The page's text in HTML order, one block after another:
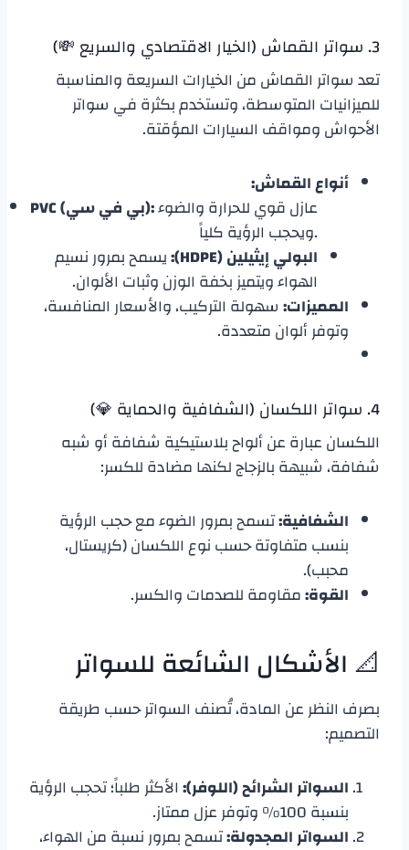
​3. سواتر القماش (الخيار الاقتصادي والسريع 💸)
​تعد سواتر القماش من الخيارات السريعة والمناسبة
للميزانيات المتوسطة، وتستخدم بكثرة في سواتر
الأحواش ومواقف السيارات المؤقتة.
أنواع القماش:
PVC (بي في سي):
ويحجب الرؤية كلياً.
البولي إيثيلين (HDPE):
يسمح بمرور نسيم
الهواء ويتميز بخفة الوزن وثبات الألوان.
المميزات:سهولة التركيب، والأسعار المنافسة،
وتوفر ألوان متعددة.
​4. سواتر اللكسان (الشفافية والحماية 💎)
​اللكسان عبارة عن ألواح بلاستيكية شفافة أو شبه
شفافة، شبيهة بالزجاج لكنها مضادة للكسر:
الشفافية:تسمح بمرور الضوء مع حجب الرؤية
بنسب متفاوتة حسب نوع اللكسان (كريستال،
محبب).
القوة:مقاومة للصدمات والكسر.
​📐 الأشكال الشائعة للسواتر
​بصرف النظر عن المادة، تُصنف السواتر حسب طريقة
التصميم:
السواتر الشرائح (اللوفر):الأكثر طلباً؛ تحجب الرؤية
بنسبة 100% وتوفر عزل ممتاز.
السواتر المجدولة:تسمح بمرور نسبة من الهواء،